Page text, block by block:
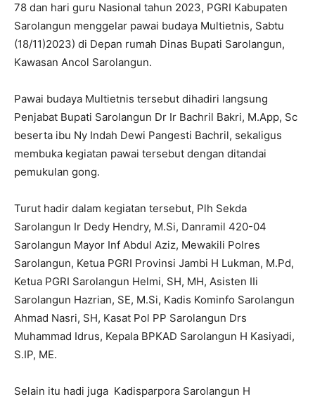
78 dan hari guru Nasional tahun 2023, PGRI Kabupaten
Sarolangun menggelar pawai budaya Multietnis, Sabtu
(18/11)2023) di Depan rumah Dinas Bupati Sarolangun,
Kawasan Ancol Sarolangun.
Pawai budaya Multietnis tersebut dihadiri langsung
Penjabat Bupati Sarolangun Dr Ir Bachril Bakri, M.App, Sc
beserta ibu Ny Indah Dewi Pangesti Bachril, sekaligus
membuka kegiatan pawai tersebut dengan ditandai
pemukulan gong.
Turut hadir dalam kegiatan tersebut, Plh Sekda
Sarolangun Ir Dedy Hendry, M.Si, Danramil 420-04
Sarolangun Mayor Inf Abdul Aziz, Mewakili Polres
Sarolangun, Ketua PGRI Provinsi Jambi H Lukman, M.Pd,
Ketua PGRI Sarolangun Helmi, SH, MH, Asisten IIi
Sarolangun Hazrian, SE, M.Si, Kadis Kominfo Sarolangun
Ahmad Nasri, SH, Kasat Pol PP Sarolangun Drs
Muhammad Idrus, Kepala BPKAD Sarolangun H Kasiyadi,
S.IP, ME.
Selain itu hadi juga Kadisparpora Sarolangun H